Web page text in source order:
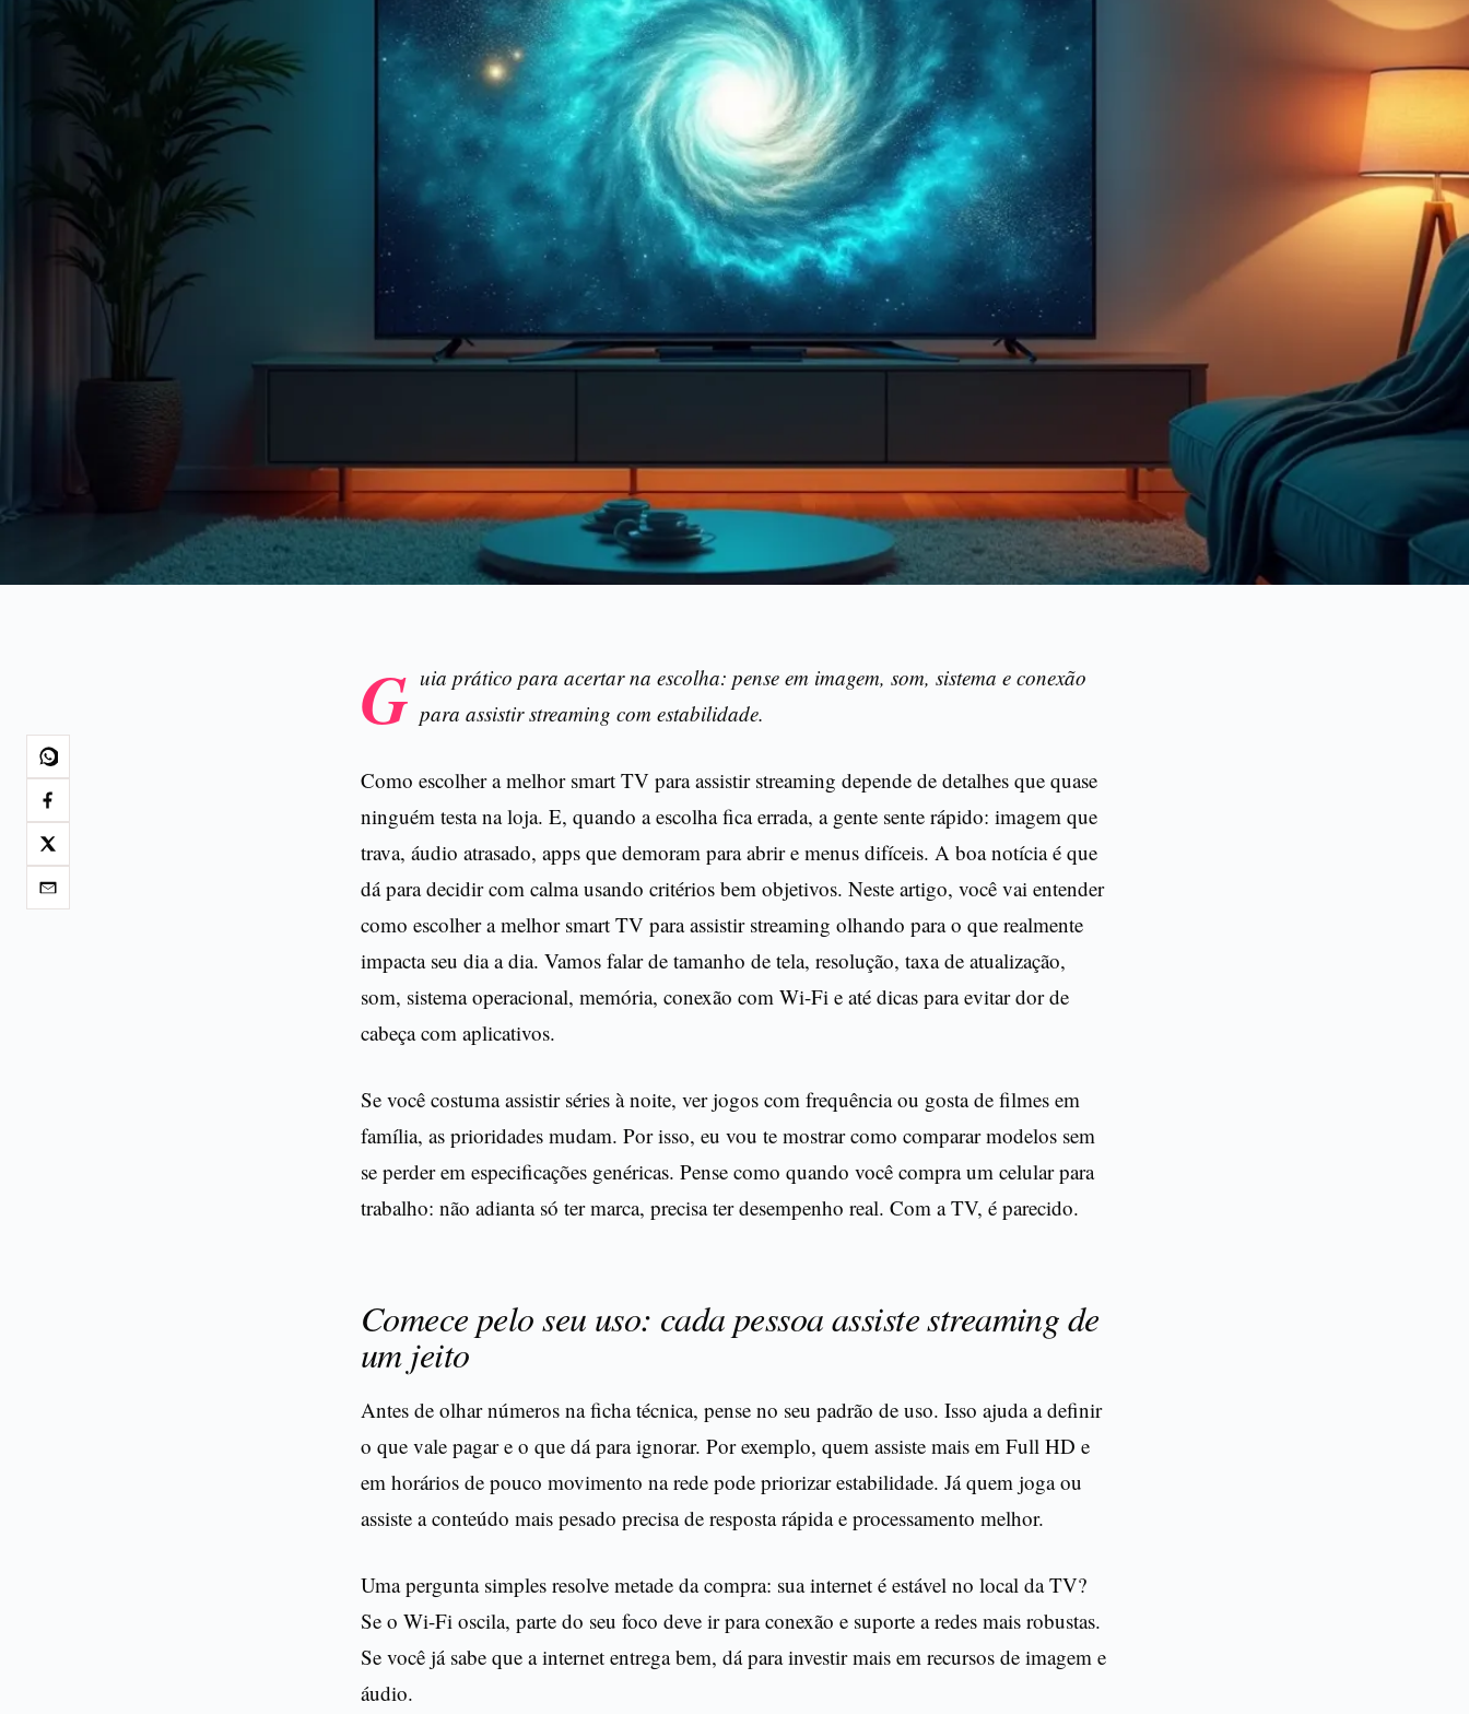
G uia prático para acertar na escolha: pense em imagem, som, sistema e conexão
para assistir streaming com estabilidade.
Como escolher a melhor smart TV para assistir streaming depende de detalhes que quase
ninguém testa na loja. E, quando a escolha fica errada, a gente sente rápido: imagem que
trava, áudio atrasado, apps que demoram para abrir e menus difíceis. A boa notícia é que
dá para decidir com calma usando critérios bem objetivos. Neste artigo, você vai entender
como escolher a melhor smart TV para assistir streaming olhando para o que realmente
impacta seu dia a dia. Vamos falar de tamanho de tela, resolução, taxa de atualização,
som, sistema operacional, memória, conexão com Wi-Fi e até dicas para evitar dor de
cabeça com aplicativos.
Se você costuma assistir séries à noite, ver jogos com frequência ou gosta de filmes em
família, as prioridades mudam. Por isso, eu vou te mostrar como comparar modelos sem
se perder em especificações genéricas. Pense como quando você compra um celular para
trabalho: não adianta só ter marca, precisa ter desempenho real. Com a TV, é parecido.
Comece pelo seu uso: cada pessoa assiste streaming de
um jeito
Antes de olhar números na ficha técnica, pense no seu padrão de uso. Isso ajuda a definir
o que vale pagar e o que dá para ignorar. Por exemplo, quem assiste mais em Full HD e
em horários de pouco movimento na rede pode priorizar estabilidade. Já quem joga ou
assiste a conteúdo mais pesado precisa de resposta rápida e processamento melhor.
Uma pergunta simples resolve metade da compra: sua internet é estável no local da TV?
Se o Wi-Fi oscila, parte do seu foco deve ir para conexão e suporte a redes mais robustas.
Se você já sabe que a internet entrega bem, dá para investir mais em recursos de imagem e
áudio.